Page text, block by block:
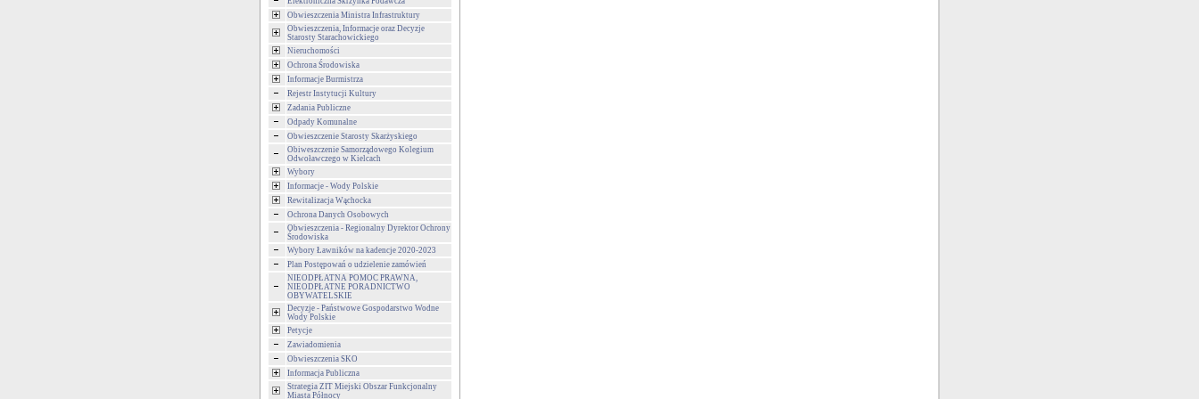
Obwieszczenia Ministra Infrastruktury
Obwieszczenia, Informacje oraz Decyzje
Starosty Starachowickiego
Nieruchomości
Ochrona Środowiska
Informacje Burmistrza
Rejestr Instytucji Kultury
Zadania Publiczne
Odpady Komunalne
Obwieszczenie Starosty Skarżyskiego
Obiweszczenie Samorządowego Kolegium
Odwoławczego w Kielcach
Wybory
Informacje - Wody Polskie
Rewitalizacja Wąchocka
Ochrona Danych Osobowych
Obwieszczenia - Regionalny Dyrektor Ochrony
Środowiska
Wybory Ławników na kadencje 2020-2023
Plan Postępowań o udzielenie zamówień
NIEODPŁATNA POMOC PRAWNA,
NIEODPŁATNE PORADNICTWO
OBYWATELSKIE
Decyzje - Państwowe Gospodarstwo Wodne
Wody Polskie
Petycje
Zawiadomienia
Obwieszczenia SKO
Informacja Publiczna
Strategia ZIT Miejski Obszar Funkcjonalny
Miasta Północy